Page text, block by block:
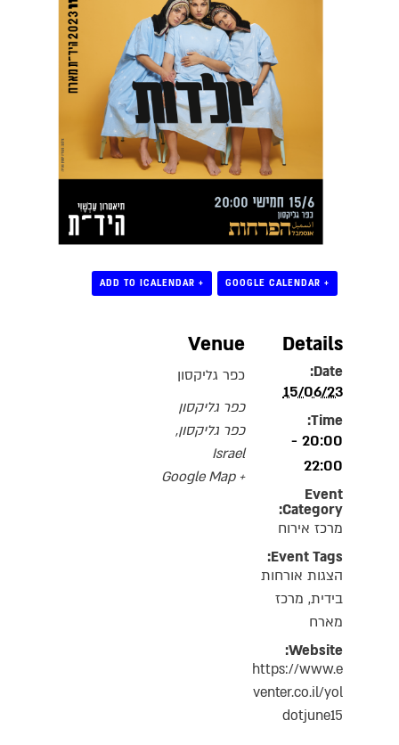
+ GOOGLE CALENDAR
+ ADD TO ICALENDAR
Details
Date:
15/06/23
Time:
20:00 -
22:00
Event
Category:
מרכז אירוח
Event Tags:
הצגות אורחות
בידית, מרכז
מארח
Website:
https://www.e
venter.co.il/yol
dotjune15
Venue
כפר גליקסון
כפר גליקסון
כפר גליקסון,
Israel
+ Google Map